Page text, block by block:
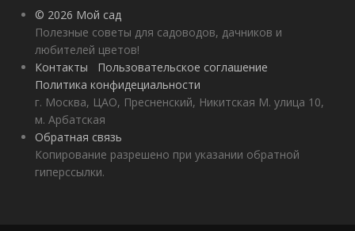
© 2026 Мой сад
Полезные советы для садоводов, дачников и
любителей цветов!
Контакты
Пользовательское соглашение
Политика конфидециальности
г. Москва, ЦАО, Пресненский, Никитская М. улица 10,
м. Арбатская
Обратная связь
Копирование разрешено при указании обратной
гиперссылки.